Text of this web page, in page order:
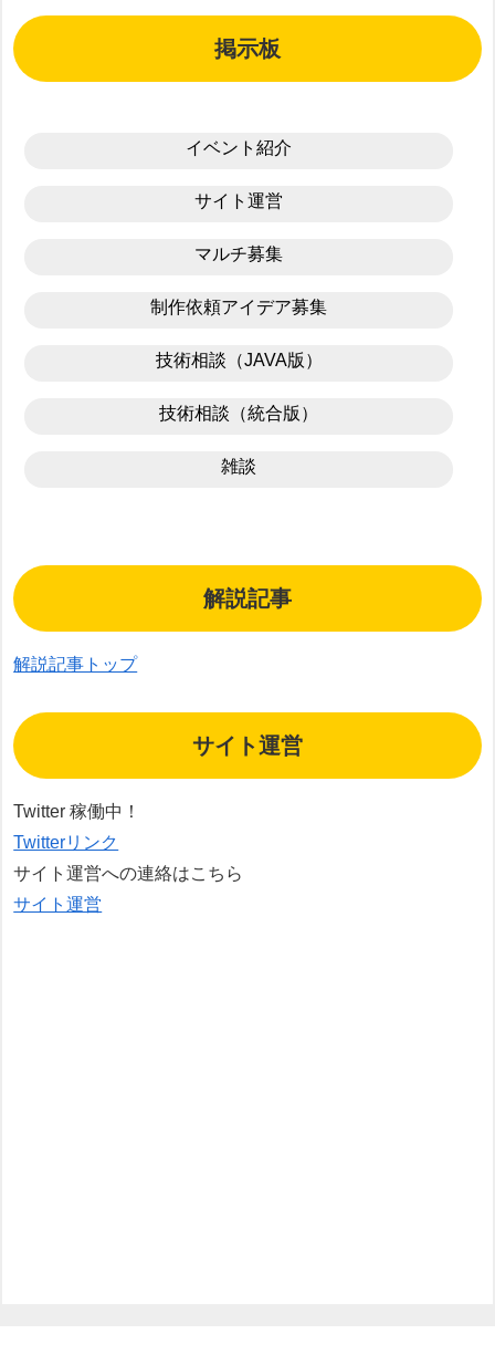
掲示板
イベント紹介
サイト運営
マルチ募集
制作依頼アイデア募集
技術相談（JAVA版）
技術相談（統合版）
雑談
解説記事
解説記事トップ
サイト運営
Twitter 稼働中！
Twitterリンク
サイト運営への連絡はこちら
サイト運営